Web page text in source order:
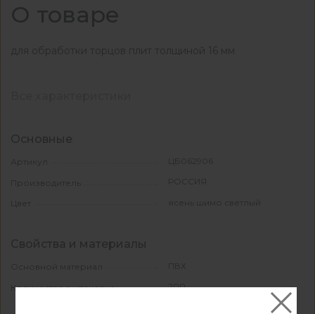
О товаре
для обработки торцов плит толщиной 16 мм
Основные
Артикул ЦБ062906
Производитель РОССИЯ
Цвет ясень шимо светлый
Свойства и материалы
Основной материал ПВХ
Количество в упаковке 200